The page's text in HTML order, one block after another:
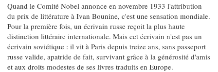
Quand le Comité Nobel annonce en novembre 1933 l'attribution
du prix de littérature à Ivan Bounine, c'est une sensation mondiale.
Pour la première fois, un écrivain russe reçoit la plus haute
distinction littéraire internationale. Mais cet écrivain n'est pas un
écrivain soviétique : il vit à Paris depuis treize ans, sans passeport
russe valide, apatride de fait, survivant grâce à la générosité d'amis
et aux droits modestes de ses livres traduits en Europe.